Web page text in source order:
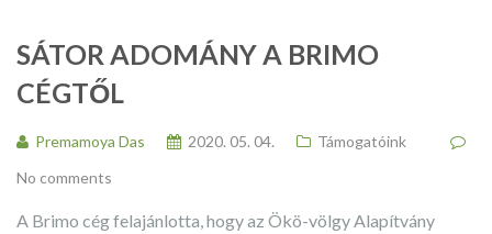
SÁTOR ADOMÁNY A BRIMO
CÉGTŐL
Premamoya Das 2020. 05. 04.
Támogatóink
No comments
A Brimo cég felajánlotta, hogy az Ökö-völgy Alapítvány